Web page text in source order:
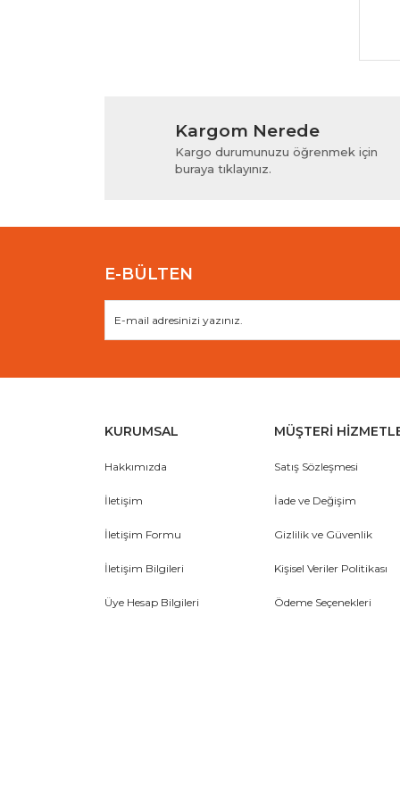
Kargom Nerede
Kargo durumunuzu öğrenmek için
buraya tıklayınız.
E-BÜLTEN
KURUMSAL
Hakkımızda
İletişim
İletişim Formu
İletişim Bilgileri
Üye Hesap Bilgileri
MÜŞTERİ
Satış Sözleşmesi
İade ve Değişim
Gizlilik ve Güvenlik
Kişisel Veriler Politikası
Ödeme Seçenekleri